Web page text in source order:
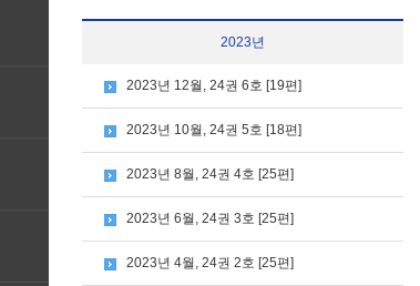
2023년
2023년 12월, 24권 6호 [19편]
2023년 10월, 24권 5호 [18편]
2023년 8월, 24권 4호 [25편]
2023년 6월, 24권 3호 [25편]
2023년 4월, 24권 2호 [25편]